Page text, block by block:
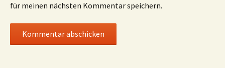
für meinen nächsten Kommentar speichern.